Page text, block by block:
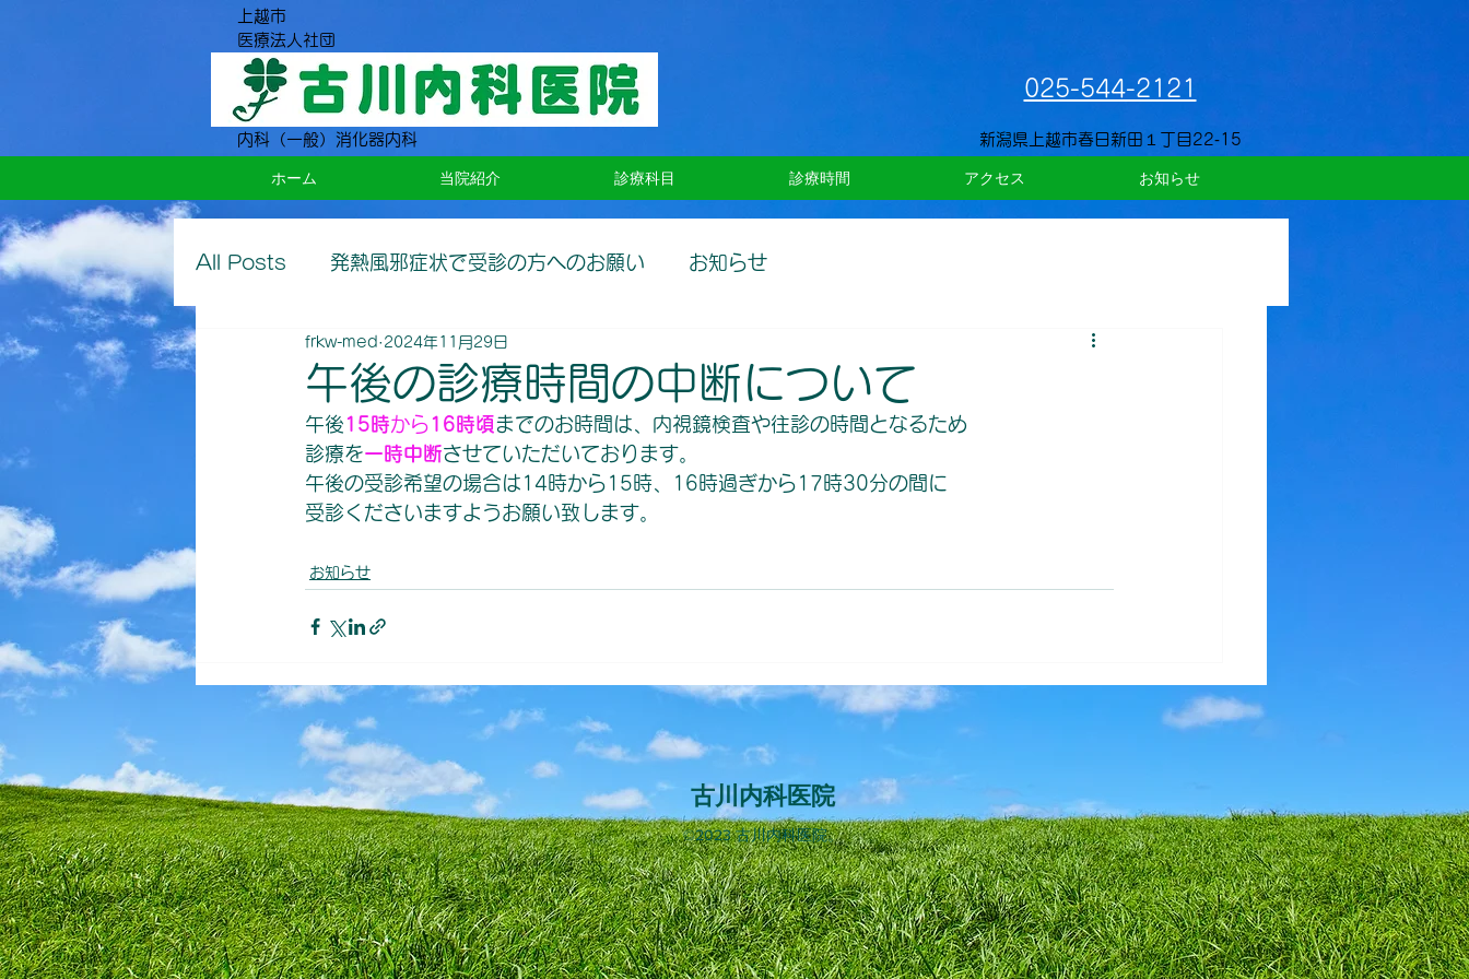
上越市
​医療法人社団
内科（一般）消化器内科
025-544-2121
新潟県上越市春日新田１丁目22‐15
ホーム 当院紹介 診療科目 診療時間 アクセス お知らせ
All Posts 発熱風邪症状で受診の方へのお願い お知らせ
午後の診療時間の中断について
frkw-med 2024年11月29日
午後15時から16時頃までのお時間は、内視鏡検査や往診の時間となるため
診療を一時中断させていただいております。
午後の受診希望の場合は14時から15時、16時過ぎから17時30分の間に
受診くださいますようお願い致します。
お知らせ
古川内科医院
©2023 古川内科医院。